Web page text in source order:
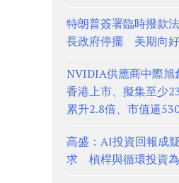
特朗普簽署臨時撥款
長政府停擺 美期向好
NVIDIA供應商中際旭
香港上市、擬集至少
累升2.8倍、市值逼
高盛：AI投資回報成
求 槓桿與循環投資